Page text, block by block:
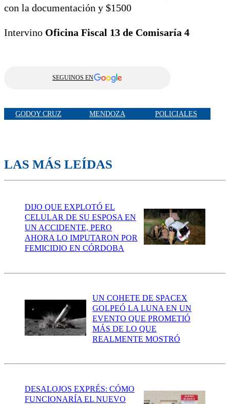
con la documentación y $1500
Intervino Oficina Fiscal 13 de Comisaría 4
SEGUINOS EN
GODOY CRUZ MENDOZA POLICIALES
LAS MÁS LEÍDAS
DIJO QUE EXPLOTÓ EL
CELULAR DE SU ESPOSA EN
UN ACCIDENTE, PERO
AHORA LO IMPUTARON POR
FEMICIDIO EN CÓRDOBA
UN COHETE DE SPACEX
GOLPEÓ LA LUNA EN UN
EVENTO QUE PROMETIÓ
MÁS DE LO QUE
REALMENTE MOSTRÓ
DESALOJOS EXPRÉS: CÓMO
FUNCIONARÍA EL NUEVO